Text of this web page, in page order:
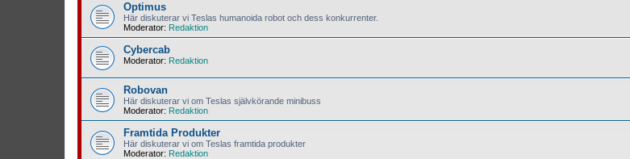
Optimus
Här diskuterar vi Teslas humanoida robot och dess konkurrenter.
Moderator: Redaktion
Cybercab
Moderator: Redaktion
Robovan
Här diskuterar vi om Teslas självkörande minibuss
Moderator: Redaktion
Framtida Produkter
Här diskuterar vi om Teslas framtida produkter
Moderator: Redaktion